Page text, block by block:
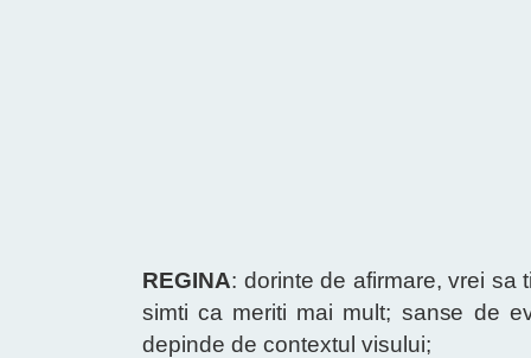
REGINA: dorinte de afirmare, vrei sa
simti ca meriti mai mult; sanse de
depinde de contextul visului;